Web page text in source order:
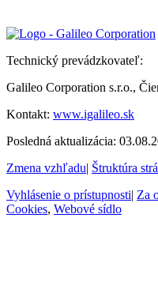
Technický prevádzkovateľ:
Galileo Corporation s.r.o.,
Kontakt: www.igalileo.sk
Posledná aktualizácia:
Zmena vzhľadu| Štruktúra
Vyhlásenie o prístupnosti| Za
Cookies, Webové sídlo